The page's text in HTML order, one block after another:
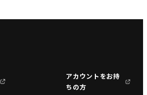
アカウントをお持
ちの方